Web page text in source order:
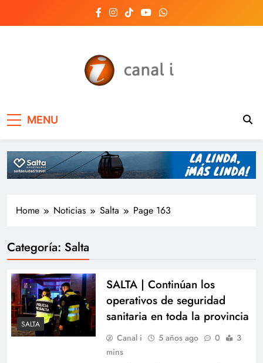
Salta, Argentina y el
mundo, las 24 horas
del día
MENU
Home Noticias Salta Page 163
Categoría: Salta
SALTA
SALTA | Continúan los
operativos de seguridad
sanitaria en toda la provincia
Canal i 5 años ago 0
3
mins